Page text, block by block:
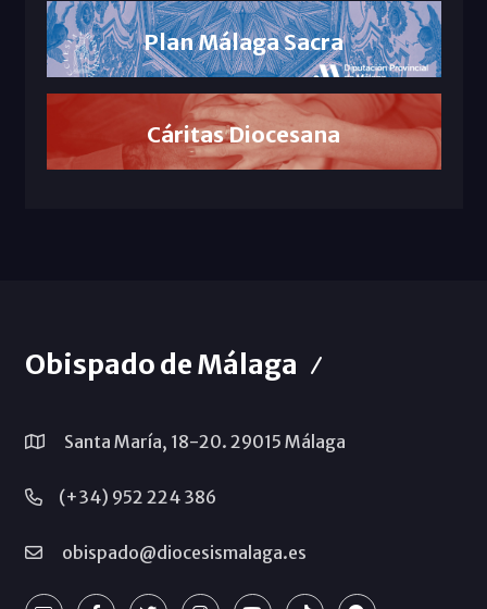
Plan Málaga Sacra
Cáritas Diocesana
Obispado de Málaga
Santa María, 18-20. 29015 Málaga
(+34) 952 224 386
obispado@diocesismalaga.es